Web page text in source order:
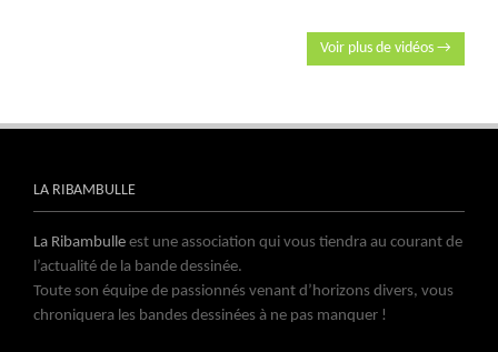
Voir plus de vidéos →
LA RIBAMBULLE
La Ribambulle est une association qui vous tiendra au courant de
l’actualité de la bande dessinée.
Toute son équipe de passionnés venant d’horizons divers, vous
chroniquera les bandes dessinées à ne pas manquer !